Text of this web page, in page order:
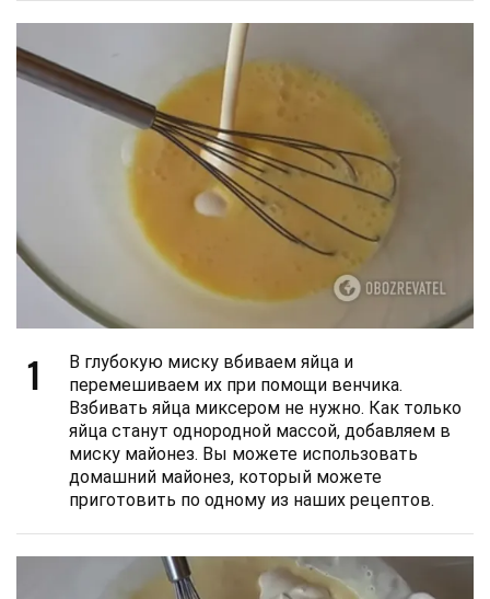
1
В глубокую миску вбиваем яйца и
перемешиваем их при помощи венчика.
Взбивать яйца миксером не нужно. Как только
яйца станут однородной массой, добавляем в
миску майонез. Вы можете использовать
домашний майонез, который можете
приготовить по одному из наших рецептов.